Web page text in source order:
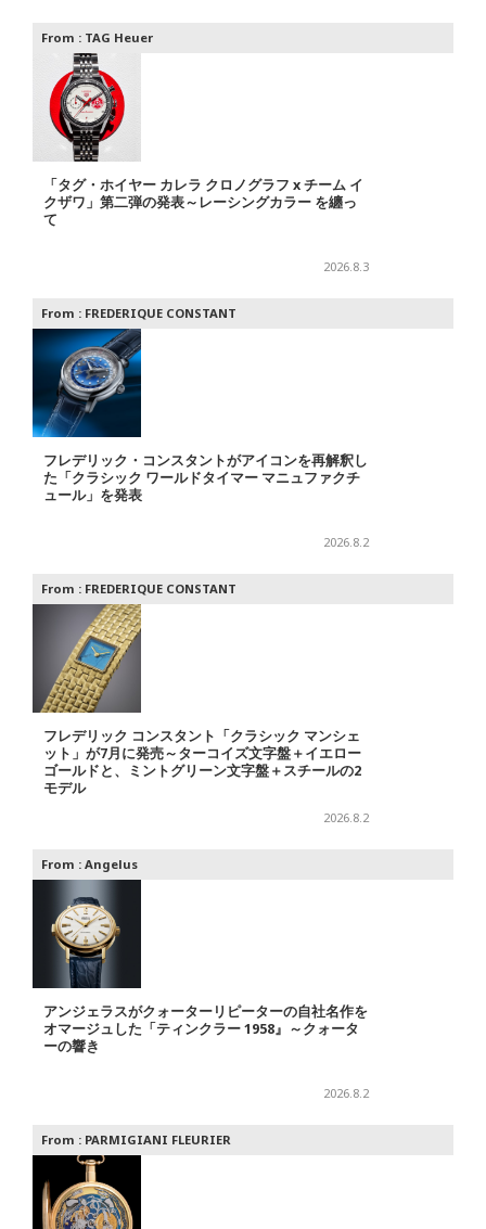
From : TAG Heuer
「タグ・ホイヤー カレラ クロノグラフ x チーム イ
クザワ」第二弾の発表～レーシングカラー を纏っ
て
2026.8.3
From : FREDERIQUE CONSTANT
フレデリック・コンスタントがアイコンを再解釈し
た「クラシック ワールドタイマー マニュファクチ
ュール」を発表
2026.8.2
From : FREDERIQUE CONSTANT
フレデリック コンスタント「クラシック マンシェ
ット」が7月に発売～ターコイズ文字盤＋イエロー
ゴールドと、ミントグリーン文字盤＋スチールの2
モデル
2026.8.2
From : Angelus
アンジェラスがクォーターリピーターの自社名作を
オマージュした「ティンクラー 1958』～クォータ
ーの響き
2026.8.2
From : PARMIGIANI FLEURIER